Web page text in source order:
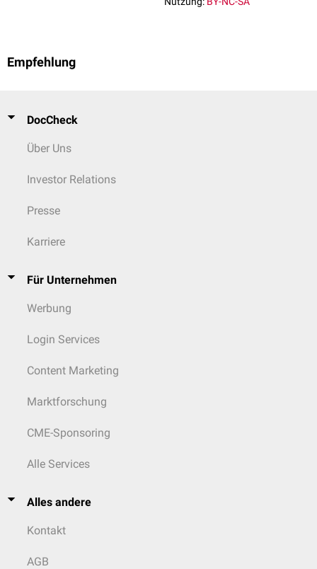
Empfehlung
DocCheck
Über Uns
Investor Relations
Presse
Karriere
Für Unternehmen
Werbung
Login Services
Content Marketing
Marktforschung
CME-Sponsoring
Alle Services
Alles andere
Kontakt
AGB